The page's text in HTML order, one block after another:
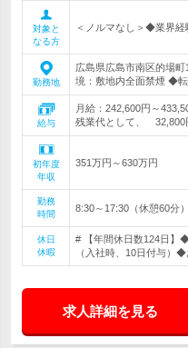
対象と
なる方
＜ノルマなし＞◆業界
勤務地
広島県広島市南区的場
境：敷地内全面禁煙 ◆
給与
月給：242,600円～
残業代として、 32,800
初年度
年収
351万円～630万円
勤務
時間
8:30～17:30（休憩60分
休日
休暇
# 【年間休日数124日】
（入社時、10日付与）
求人詳細を見る